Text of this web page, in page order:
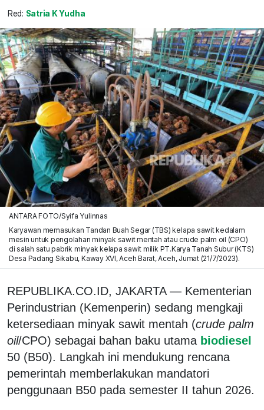
Red: Satria K Yudha
ANTARA FOTO/Syifa Yulinnas
Karyawan memasukan Tandan Buah Segar (TBS) kelapa sawit kedalam
mesin untuk pengolahan minyak sawit mentah atau crude palm oil (CPO)
di salah satu pabrik minyak kelapa sawit milik PT.Karya Tanah Subur (KTS)
Desa Padang Sikabu, Kaway XVI, Aceh Barat, Aceh, Jumat (21/7/2023).
REPUBLIKA.CO.ID, JAKARTA — Kementerian
Perindustrian (Kemenperin) sedang mengkaji
ketersediaan minyak sawit mentah (crude palm
oil/CPO) sebagai bahan baku utama biodiesel
50 (B50). Langkah ini mendukung rencana
pemerintah memberlakukan mandatori
penggunaan B50 pada semester II tahun 2026.